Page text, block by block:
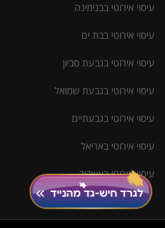
עיסוי אירוטי בבנימינה
עיסוי אירוטי בבת ים
עיסוי אירוטי בגבעת סביון
עיסוי אירוטי בגבעת שמואל
עיסוי אירוטי בגבעתיים
עיסוי אירוטי באריאל
עיסוי אירוטי באשדוד